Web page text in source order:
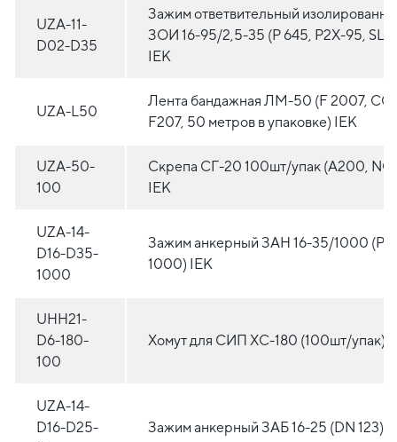
UZA-11-
D02-D35
Зажим ответвительный
ЗОИ 16-95/2,5-35 (P 645, P2X-95,
IEK
UZA-L50
Лента бандажная ЛМ-50 (F 2007,
F207, 50 метров в упаковке) IEK
UZA-50-
100
Скрепа СГ-20 100шт/упак (A200, NC
IEK
UZA-14-
D16-D35-
1000
Зажим анкерный ЗАН 16-35/1000 (PA
1000) IEK
UHH21-
D6-180-
100
Хомут для СИП ХС-180 (100шт/упак)
UZA-14-
D16-D25-
Зажим анкерный ЗАБ 16-25 (DN 123)